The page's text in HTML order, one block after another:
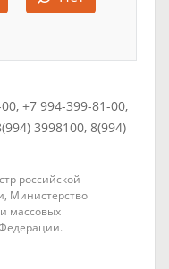
+7 994-399-81-00,
3998100, 8(994)
российской
Министерство
массовых